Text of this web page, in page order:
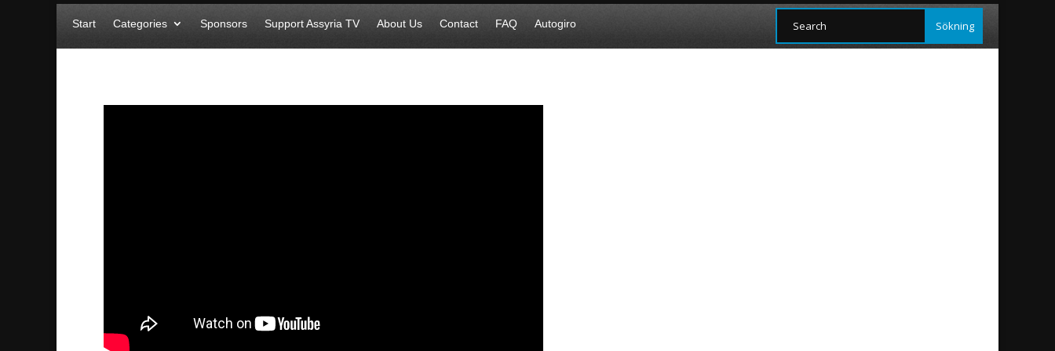
Start Categories Sponsors Support Assyria TV About Us Contact FAQ Autogiro